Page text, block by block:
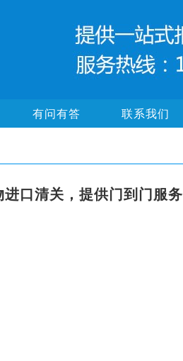
有问有答 联系我们
进口清关，提供门到门服务